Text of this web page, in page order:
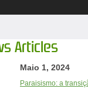
Articles
Maio 1, 2024
Paraisismo: a